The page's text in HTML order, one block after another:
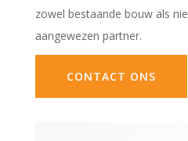
zowel bestaande bouw als
aangewezen partner.
CONTACT ONS